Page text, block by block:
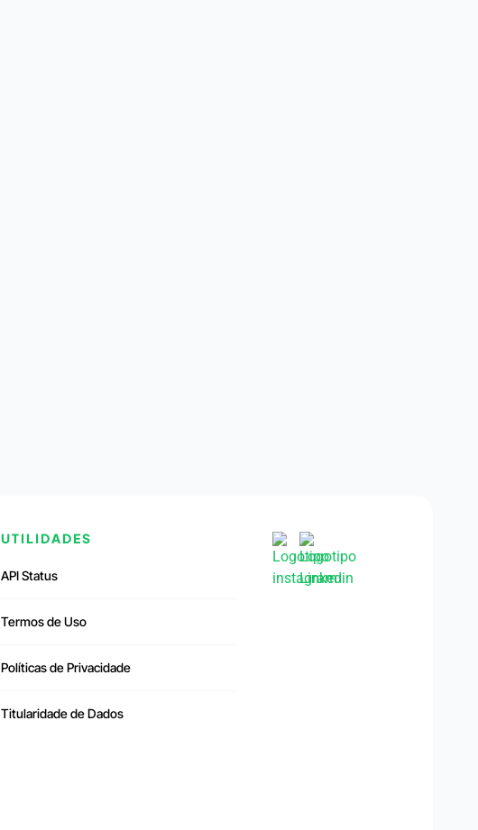
UTILIDADES
API Status
Termos de Uso
Políticas de Privacidade
Titularidade de Dados